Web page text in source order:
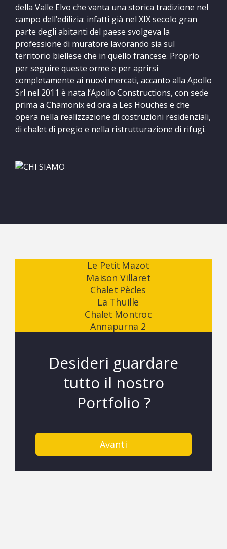
della Valle Elvo che vanta una storica tradizione nel
campo dell’edilizia: infatti già nel XIX secolo gran
parte degli abitanti del paese svolgeva la
professione di muratore lavorando sia sul
territorio biellese che in quello francese. Proprio
per seguire queste orme e per aprirsi
completamente ai nuovi mercati, accanto alla Apollo
Srl nel 2011 è nata l’Apollo Constructions, con sede
prima a Chamonix ed ora a Les Houches e che
opera nella realizzazione di costruzioni residenziali,
di chalet di pregio e nella ristrutturazione di rifugi.
Desideri guardare
tutto il nostro
Portfolio ?
Avanti